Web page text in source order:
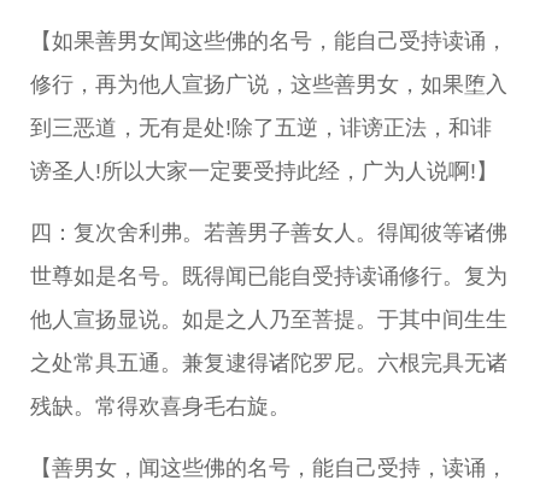
【如果善男女闻这些佛的名号，能自己受持读诵，
修行，再为他人宣扬广说，这些善男女，如果堕入
到三恶道，无有是处!除了五逆，诽谤正法，和诽
谤圣人!所以大家一定要受持此经，广为人说啊!】
四：复次舍利弗。若善男子善女人。得闻彼等诸佛
世尊如是名号。既得闻已能自受持读诵修行。复为
他人宣扬显说。如是之人乃至菩提。于其中间生生
之处常具五通。兼复逮得诸陀罗尼。六根完具无诸
残缺。常得欢喜身毛右旋。
【善男女，闻这些佛的名号，能自己受持，读诵，